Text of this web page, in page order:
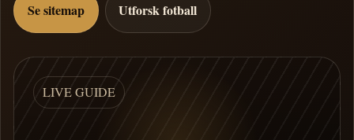
Se sitemap Utforsk fotball
LIVE GUIDE